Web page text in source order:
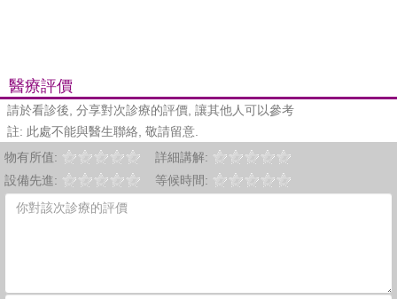
醫療評價
請於看診後, 分享對次診療的評價, 讓其他人可以參考
註: 此處不能與醫生聯絡, 敬請留意.
物有所值:
詳細講解:
設備先進:
等候時間: